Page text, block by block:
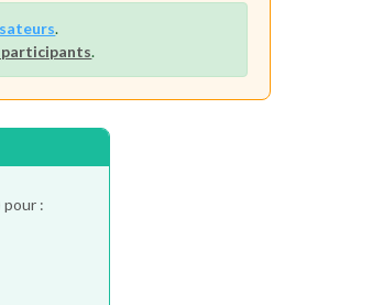
.
participants.
pour :